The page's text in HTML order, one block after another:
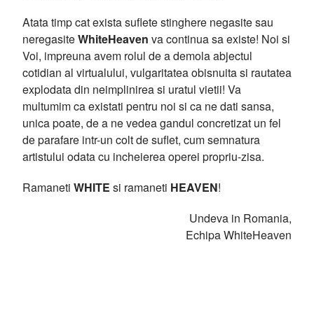
Atata timp cat exista suflete stinghere negasite sau
neregasiteWhiteHeaven va continua sa existe! Noi si
Voi, impreuna avem rolul de a demola abjectul
cotidian al virtualului, vulgaritatea obisnuita si rautatea
explodata din neimplinirea si uratul vietii! Va
multumim ca existati pentru noi si ca ne dati sansa,
unica poate, de a ne vedea gandul concretizat un fel
de parafare intr-un colt de suflet, cum semnatura
artistului odata cu incheierea operei propriu-zisa.
Ramaneti WHITE si ramaneti HEAVEN!
Undeva in Romania,
Echipa WhiteHeaven